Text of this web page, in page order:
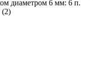
диаметром 6 мм: 6 п.
(2)